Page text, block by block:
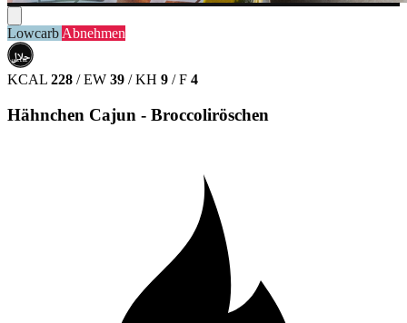
Lowcarb Abnehmen
حلال
HALAL
KCAL 228 / EW 39 / KH 9 / F 4
Hähnchen Cajun - Broccoliröschen